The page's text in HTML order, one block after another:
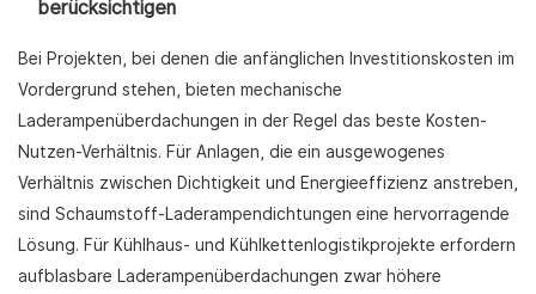
berücksichtigen
Bei Projekten, bei denen die anfänglichen Investitionskosten im
Vordergrund stehen, bieten mechanische
Laderampenüberdachungen in der Regel das beste Kosten-
Nutzen-Verhältnis. Für Anlagen, die ein ausgewogenes
Verhältnis zwischen Dichtigkeit und Energieeffizienz anstreben,
sind Schaumstoff-Laderampendichtungen eine hervorragende
Lösung. Für Kühlhaus- und Kühlkettenlogistikprojekte erfordern
aufblasbare Laderampenüberdachungen zwar höhere